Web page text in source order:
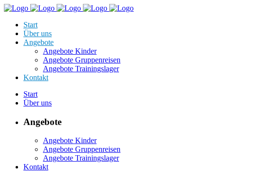
Start
Über uns
Angebote
Angebote Kinder
Angebote Gruppenreisen
Angebote Trainingslager
Kontakt
Start
Über uns
Angebote
Angebote Kinder
Angebote Gruppenreisen
Angebote Trainingslager
Kontakt